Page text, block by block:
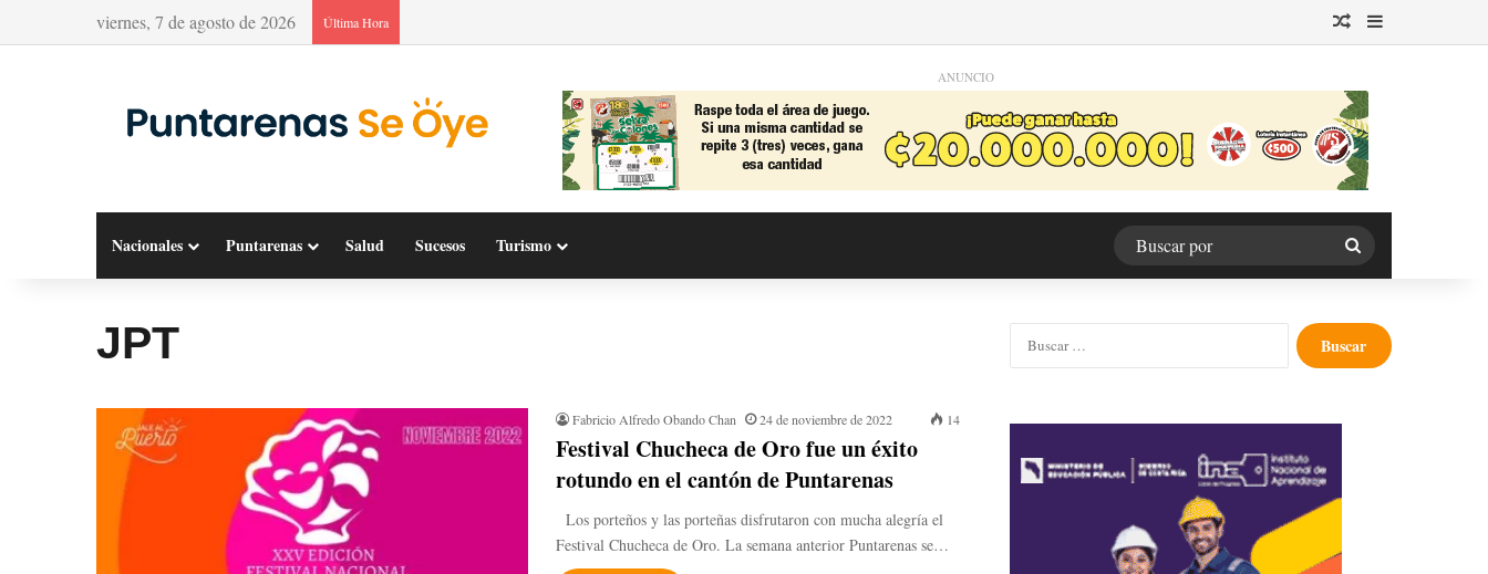
viernes, 7 de agosto de 2026 Última Hora Publicación al azar
Barra lateral
ANUNCIO
Nacionales Puntarenas Salud Sucesos Turismo
Buscar
por
JPT
Fabricio Alfredo Obando Chan 24 de noviembre de 2022 14
Festival Chucheca de Oro fue un éxito
rotundo en el cantón de Puntarenas
Los porteños y las porteñas disfrutaron con mucha alegría el
Festival Chucheca de Oro. La semana anterior Puntarenas se…
Buscar: